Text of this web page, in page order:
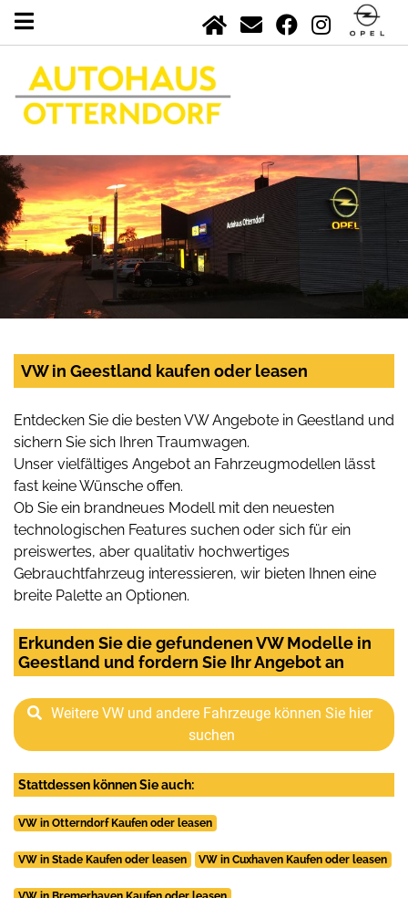
VW in Geestland kaufen oder leasen
Entdecken Sie die besten VW Angebote in Geestland und
sichern Sie sich Ihren Traumwagen.
Unser vielfältiges Angebot an Fahrzeugmodellen lässt
fast keine Wünsche offen.
Ob Sie ein brandneues Modell mit den neuesten
technologischen Features suchen oder sich für ein
preiswertes, aber qualitativ hochwertiges
Gebrauchtfahrzeug interessieren, wir bieten Ihnen eine
breite Palette an Optionen.
Erkunden Sie die gefundenen VW Modelle in
Geestland und fordern Sie Ihr Angebot an
Weitere VW und andere Fahrzeuge können Sie hier
suchen
Stattdessen können Sie auch:
VW in Otterndorf Kaufen oder leasen
VW in Stade Kaufen oder leasen VW in Cuxhaven Kaufen oder leasen